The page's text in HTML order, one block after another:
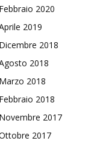
2020
2019
2018
2018
2018
2018
2017
2017